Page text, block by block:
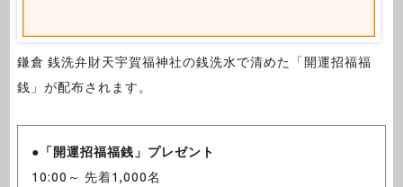
鎌倉 銭洗弁財天宇賀福神社の銭洗水で清めた「開運招福福
銭」が配布されます。
● 「開運招福福銭」プレゼント
10:00～ 先着1,000名